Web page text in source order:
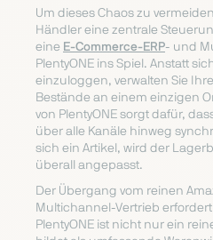
Um dieses Chaos zu
Händler eine zentrale
eine E-Commerce-ERP- und
PlentyONE ins Spiel. Anstatt
einzuloggen, verwalten Sie
Bestände an einem einzigen
von PlentyONE sorgt dafür,
über alle Kanäle hinweg
sich ein Artikel, wird der
überall angepasst.
Der Übergang vom reinen
Multichannel-Vertrieb
PlentyONE ist nicht nur ein